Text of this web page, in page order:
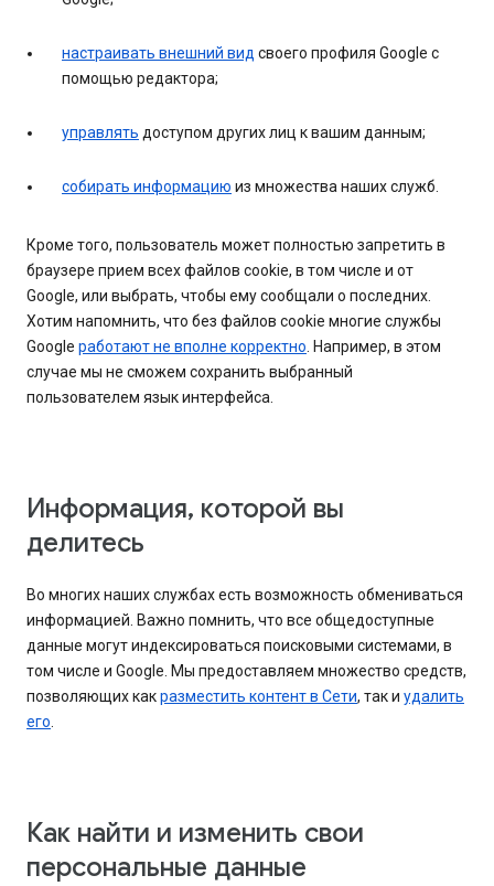
настраивать внешний вид своего профиля Google с
помощью редактора;
управлять доступом других лиц к вашим данным;
собирать информацию из множества наших служб.
Кроме того, пользователь может полностью запретить в
браузере прием всех файлов cookie, в том числе и от
Google, или выбрать, чтобы ему сообщали о последних.
Хотим напомнить, что без файлов cookie многие службы
Google работают не вполне корректно. Например, в этом
случае мы не сможем сохранить выбранный
пользователем язык интерфейса.
Информация, которой вы
делитесь
Во многих наших службах есть возможность обмениваться
информацией. Важно помнить, что все общедоступные
данные могут индексироваться поисковыми системами, в
том числе и Google. Мы предоставляем множество средств,
позволяющих какразместить контент в Сети, так и удалить
его.
Как найти и изменить свои
персональные данные